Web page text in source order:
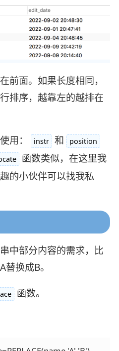
前面。如果长度相同，
排序，越靠左的越排在
用：
instr 和 position
函数类似，在这里我
的小伙伴可以找我私
中部分内容的需求，比
换成B。
函数。